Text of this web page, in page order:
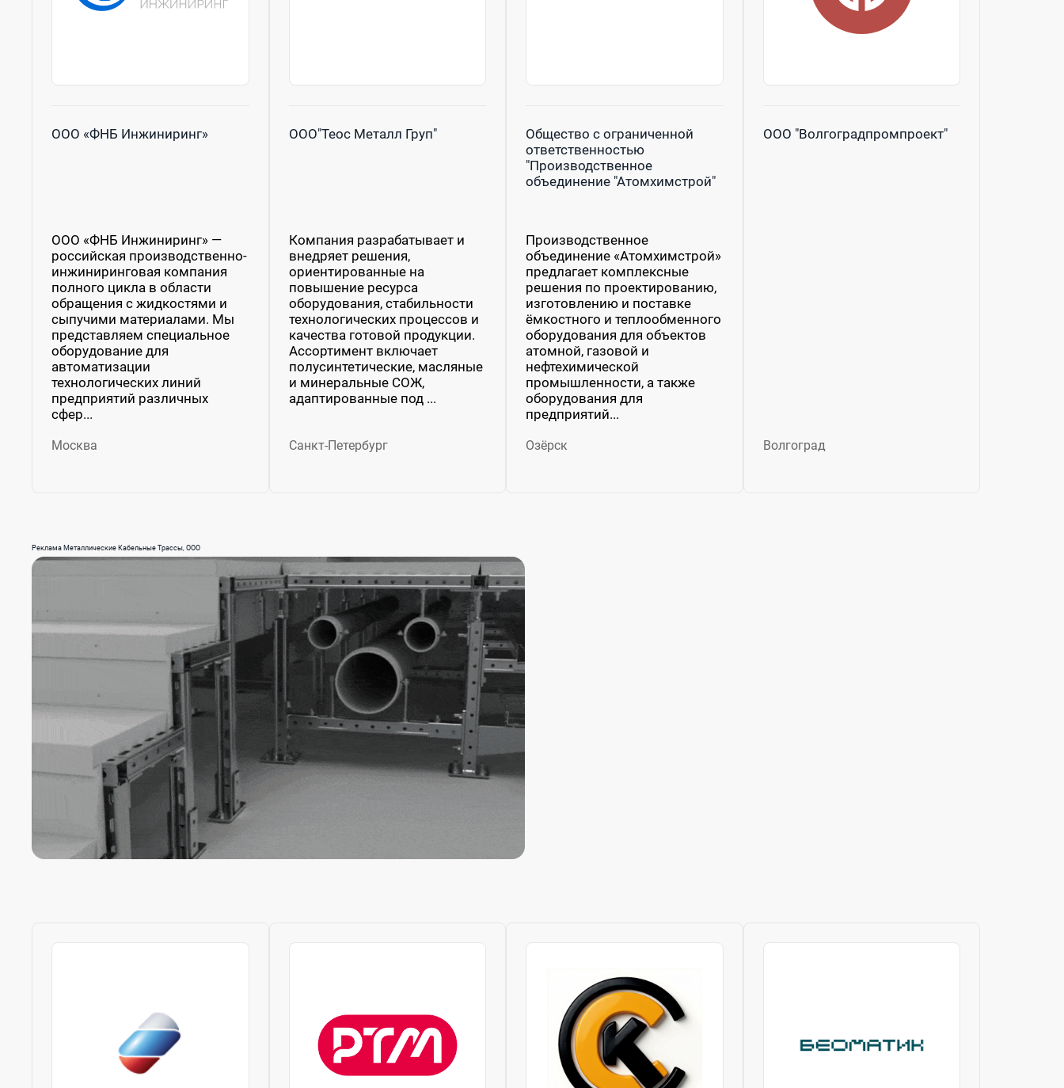
ООО «ФНБ Инжиниринг»
ООО «ФНБ Инжиниринг» —
российская производственно-
инжиниринговая компания
полного цикла в области
обращения с жидкостями и
сыпучими материалами. Мы
представляем специальное
оборудование для
автоматизации
технологических линий
предприятий различных
сфер...
Москва
ООО"Теос Металл Груп"
Компания разрабатывает и
внедряет решения,
ориентированные на
повышение ресурса
оборудования, стабильности
технологических процессов и
качества готовой продукции.
Ассортимент включает
полусинтетические, масляные
и минеральные СОЖ,
адаптированные под ...
Санкт-Петербург
Общество с ограниченной
ответственностью
"Производственное
объединение "Атомхимстрой"
Производственное
объединение «Атомхимстрой»
предлагает комплексные
решения по проектированию,
изготовлению и поставке
ёмкостного и теплообменного
оборудования для объектов
атомной, газовой и
нефтехимической
промышленности, а также
оборудования для
предприятий...
Озёрск
ООО "Волгоградпромпроект"
Волгоград
Реклама Металлические Кабельные Трассы, ООО